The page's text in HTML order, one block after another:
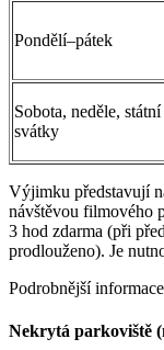
Pondělí–pátek
Sobota, neděle, státní
svátky
Výjimku představují
návštěvou filmového
3 hod zdarma (při
prodlouženo). Je
Podrobnější
Nekrytá parkoviště